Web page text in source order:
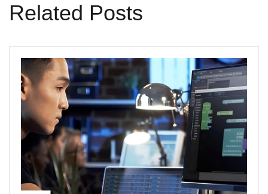
Related Posts